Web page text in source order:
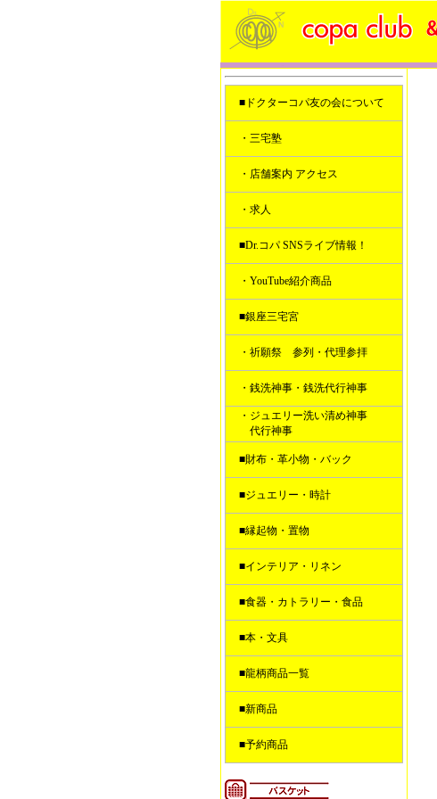
■ドクターコパ友の会について
・三宅塾
・店舗案内 アクセス
・求人
■Dr.コパ SNSライブ情報！
・YouTube紹介商品
■銀座三宅宮
・祈願祭 参列・代理参拝
・銭洗神事・銭洗代行神事
・ジュエリー洗い清め神事
代行神事
■財布・革小物・バック
■ジュエリー・時計
■縁起物・置物
■インテリア・リネン
■食器・カトラリー・食品
■本・文具
■龍柄商品一覧
■新商品
■予約商品